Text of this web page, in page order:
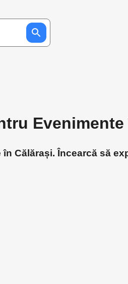
Călărași. Încearcă să